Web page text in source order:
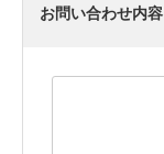
お問い合わせ内容